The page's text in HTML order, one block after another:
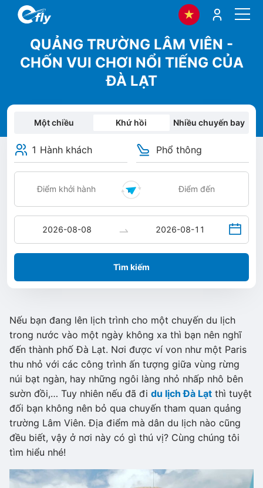
QUẢNG TRƯỜNG LÂM VIÊN -
CHỐN VUI CHƠI NỔI TIẾNG CỦA
ĐÀ LẠT
Một chiều Khứ hồi Nhiều chuyến bay
1 Hành khách Phổ thông
Tìm kiếm
Nếu bạn đang lên lịch trình cho một chuyến du lịch
trong nước vào một ngày không xa thì bạn nên nghĩ
đến thành phố Đà Lạt. Nơi được ví von như một Paris
thu nhỏ với các công trình ấn tượng giữa vùng rừng
núi bạt ngàn, hay những ngôi làng nhỏ nhấp nhô bên
sườn đồi,… Tuy nhiên nếu đã đi du lịch Đà Lạt thì tuyệt
đối bạn không nên bỏ qua chuyến tham quan quảng
trường Lâm Viên. Địa điểm mà dân du lịch nào cũng
đều biết, vậy ở nơi này có gì thú vị? Cùng chúng tôi
tìm hiểu nhé!